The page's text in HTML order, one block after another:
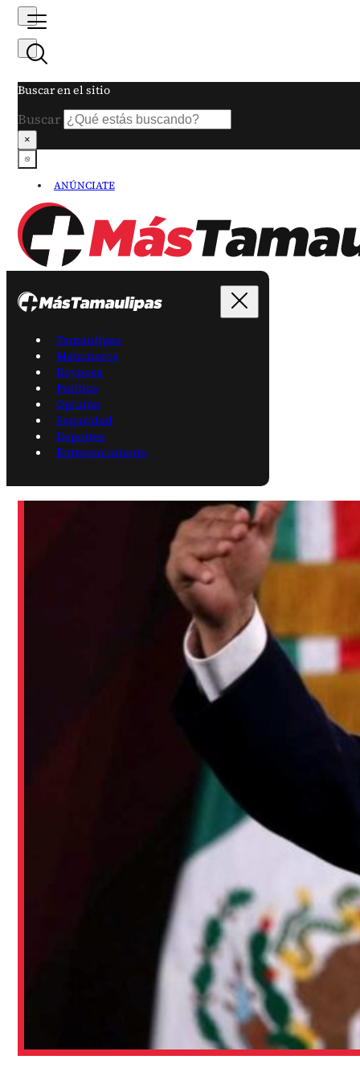
Buscar en el sitio
Buscar
×
ANÚNCIATE
Tamaulipas
Matamoros
Reynosa
Política
Opinión
Seguridad
Deportes
Entretenimiento